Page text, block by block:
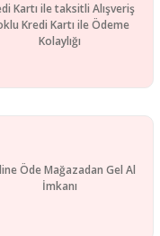
Kartı ile taksitli Alışveriş
Kredi Kartı ile Ödeme
Kolaylığı
Öde Mağazadan Gel Al
İmkanı